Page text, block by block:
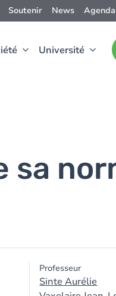
Soutenir News Agenda
Université
sa
Professeur
Sinte Aurélie